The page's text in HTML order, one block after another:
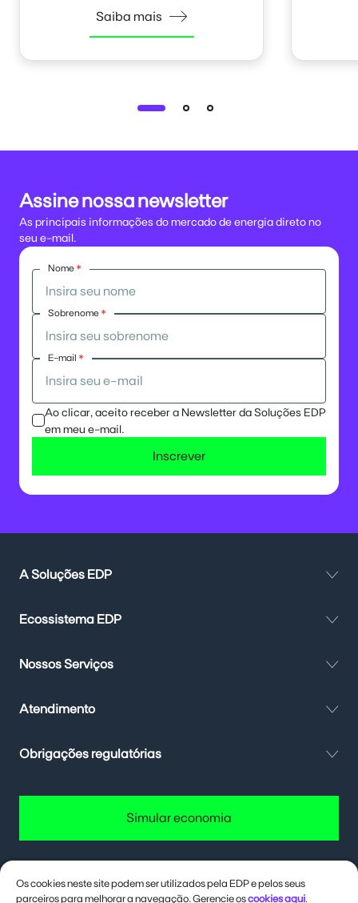
Quer até 40% de desconto na conta
Saiba mais
Assine nossa newsletter
As principais informações do mercado de energia direto no
seu e-mail.
Nome *
Sobrenome *
E-mail *
Ao clicar, aceito receber a Newsletter da Soluções EDP
em meu e-mail.
Inscrever
A Soluções EDP
Ecossistema EDP
Nossos Serviços
Atendimento
Obrigações regulatórias
Simular economia
Os cookies neste site podem ser utilizados pela EDP e pelos seus
parceiros para melhorar a navegação. Gerencie oscookies aqui.